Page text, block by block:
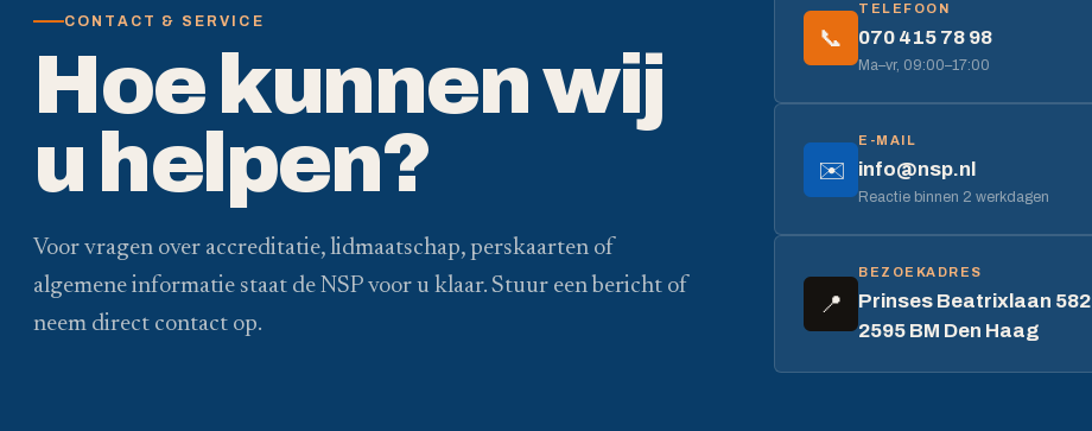
CONTACT & SERVICE
Hoe kunnen wij
u helpen?
Voor vragen over accreditatie, lidmaatschap, perskaarten of
algemene informatie staat de NSP voor u klaar. Stuur een bericht of
neem direct contact op.
📞
TELEFOON
070 415 78 98
Ma–vr, 09:00–17:00
✉️
E-MAIL
info@nsp.nl
Reactie binnen 2 werkdagen
📍
BEZOEKADRES
Prinses Beatrixlaan 582
2595 BM Den Haag